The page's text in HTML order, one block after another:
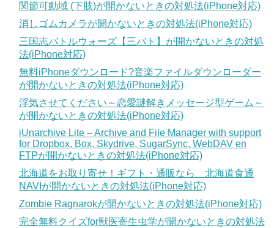
関節可動域 (下肢)が開かないときの対処法(iPhone対応)
消しゴムカメラが開かないときの対処法(iPhone対応)
三国志バトルウォーズ【三バト】が開かないときの対処
法(iPhone対応)
無料iPhoneダウンロード?音楽ファイルダウンローダー
が開かないときの対処法(iPhone対応)
浮気させてください～恋愛謎解きメッセージ型ゲーム～
が開かないときの対処法(iPhone対応)
iUnarchive Lite – Archive and File Manager with support
for Dropbox, Box, Skydrive, SugarSync, WebDAV en
FTPが開かないときの対処法(iPhone対応)
北海道をお取り寄せ！ギフト・通販なら 北海道食通
NAVIが開かないときの対処法(iPhone対応)
Zombie Ragnarokが開かないときの対処法(iPhone対応)
完全無料クイズfor獣医寄生虫学が開かないときの対処法